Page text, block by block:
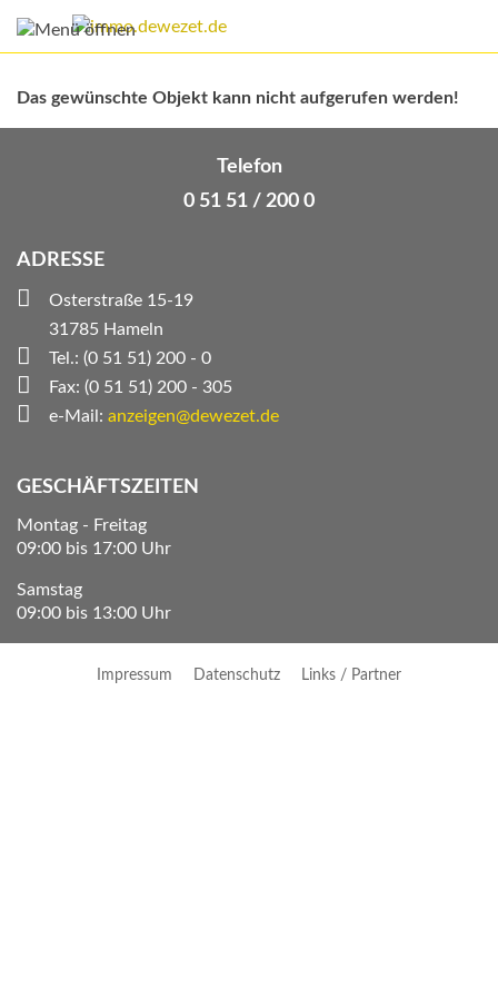
Das gewünschte Objekt kann nicht aufgerufen werden!
Telefon
0 51 51 / 200 0
ADRESSE
Osterstraße 15-19
31785 Hameln
Tel.: (0 51 51) 200 - 0
Fax: (0 51 51) 200 - 305
e-Mail: anzeigen@dewezet.de
GESCHÄFTSZEITEN
Montag - Freitag
09:00 bis 17:00 Uhr
Samstag
09:00 bis 13:00 Uhr
Impressum Datenschutz Links / Partner